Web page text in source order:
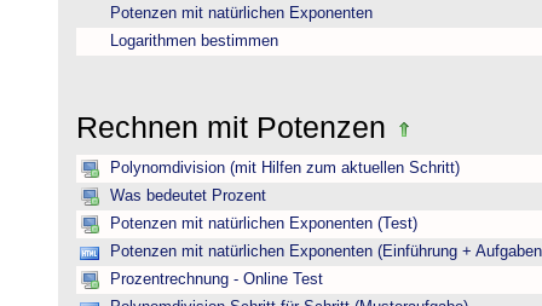
Potenzen mit natürlichen Exponenten
Logarithmen bestimmen
Rechnen mit Potenzen
Polynomdivision (mit Hilfen zum aktuellen Schritt)
Was bedeutet Prozent
Potenzen mit natürlichen Exponenten (Test)
Potenzen mit natürlichen Exponenten (Einführung +
Prozentrechnung - Online Test